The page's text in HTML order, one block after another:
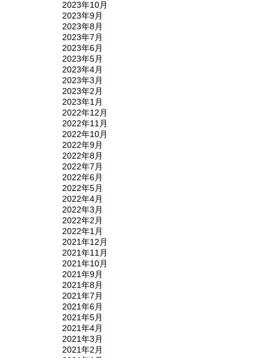
2023年10月
2023年9月
2023年8月
2023年7月
2023年6月
2023年5月
2023年4月
2023年3月
2023年2月
2023年1月
2022年12月
2022年11月
2022年10月
2022年9月
2022年8月
2022年7月
2022年6月
2022年5月
2022年4月
2022年3月
2022年2月
2022年1月
2021年12月
2021年11月
2021年10月
2021年9月
2021年8月
2021年7月
2021年6月
2021年5月
2021年4月
2021年3月
2021年2月